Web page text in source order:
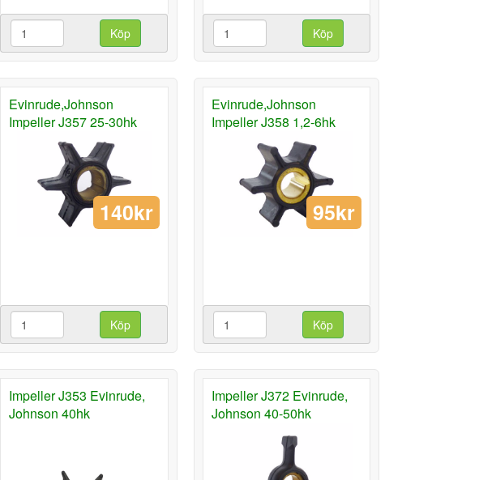
Köp Köp
Evinrude,Johnson
Impeller J357 25-30hk
140kr
Köp
Evinrude,Johnson
Impeller J358 1,2-6hk
95kr
Köp
Impeller J353 Evinrude,
Johnson 40hk
Impeller J372 Evinrude,
Johnson 40-50hk